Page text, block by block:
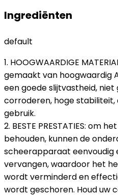
Ingrediënten
default
1. HOOGWAARDIGE
gemaakt van hoogwaardig
een goede slijtvastheid,
corroderen, hoge stabiliteit,
gebruik.
2. BESTE PRESTATIES: om
behouden, kunnen de
scheerapparaat eenvoudig
vervangen, waardoor het
wordt verminderd en
wordt geschoren. Houd uw